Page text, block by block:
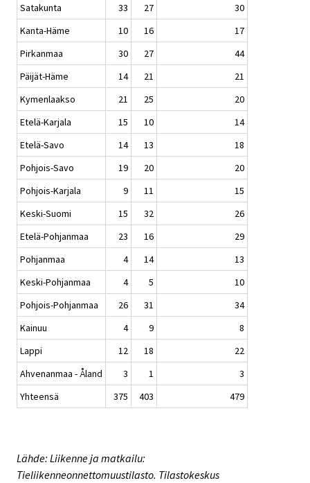
Satakunta
33 27
30
Kanta-Häme
10 16
17
Pirkanmaa
30 27
44
Päijät-Häme
14 21
21
Kymenlaakso
21 25
20
Etelä-Karjala
15 10
14
Etelä-Savo
14 13
18
Pohjois-Savo
19 20
20
Pohjois-Karjala
9 11
15
Keski-Suomi
15 32
26
Etelä-Pohjanmaa
23 16
29
Pohjanmaa
4 14
13
Keski-Pohjanmaa
4 5
10
Pohjois-Pohjanmaa
26 31
34
Kainuu
4 9
8
Lappi
12 18
22
Ahvenanmaa - Åland
3 1
3
Yhteensä
375 403 479
Lähde: Liikenne ja matkailu:
Tieliikenneonnettomuustilasto. Tilastokeskus